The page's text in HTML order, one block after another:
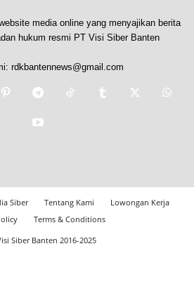
media online yang menyajikan berita
hukum resmi PT Visi Siber Banten
rdkbantennews@gmail.com
Siber Tentang Kami
Lowongan Kerja
Terms & Conditions
Siber Banten 2016-2025